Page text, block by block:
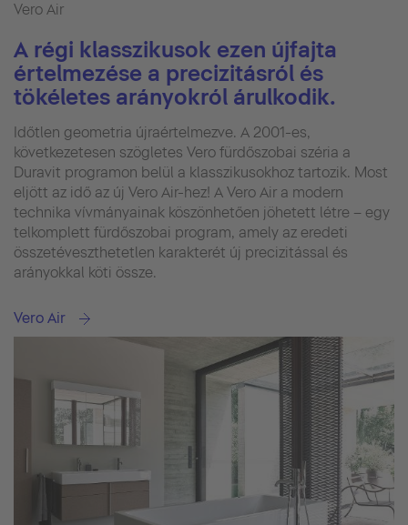
Vero Air
A régi klasszikusok ezen újfajta
értelmezése a precizitásról és
tökéletes arányokról árulkodik.
Időtlen geometria újraértelmezve. A 2001-es,
következetesen szögletes Vero fürdőszobai széria a
Duravit programon belül a klasszikusokhoz tartozik. Most
eljött az idő az új Vero Air-hez! A Vero Air a modern
technika vívmányainak köszönhetően jöhetett létre – egy
telkomplett fürdőszobai program, amely az eredeti
összetéveszthetetlen karakterét új precizitással és
arányokkal köti össze.
Vero Air